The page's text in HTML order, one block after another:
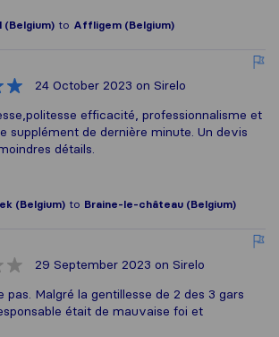
(Belgium) to Affligem (Belgium)
24 October 2023 on Sirelo
efficacité, professionnalisme et
supplément de dernière minute. Un devis
détails.
(Belgium) to Braine-le-château (Belgium)
29 September 2023 on Sirelo
pas. Malgré la gentillesse de 2 des 3 gars
était de mauvaise foi et